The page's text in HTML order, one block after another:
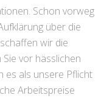
Schon vorweg
über die
wir die
vor hässlichen
es als unsere Pflicht
Arbeitspreise